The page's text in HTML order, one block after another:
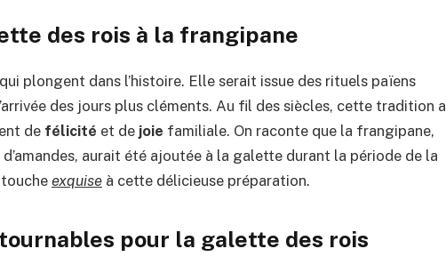
des rois à la frangipane
plongent dans l’histoire. Elle serait issue des rituels païens
des jours plus cléments. Au fil des siècles, cette tradition a
de félicité et de joie familiale. On raconte que la frangipane,
aurait été ajoutée à la galette durant la période de la
exquise à cette délicieuse préparation.
pour la galette des rois